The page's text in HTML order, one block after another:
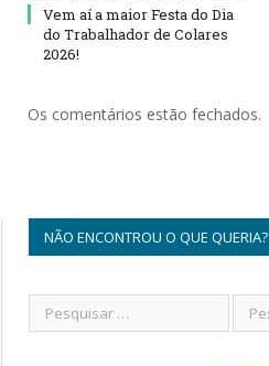
Vem aí a maior Festa do Dia
do Trabalhador de Colares
2026!
Os comentários estão fechados.
NÃO ENCONTROU O QUE QUERIA?